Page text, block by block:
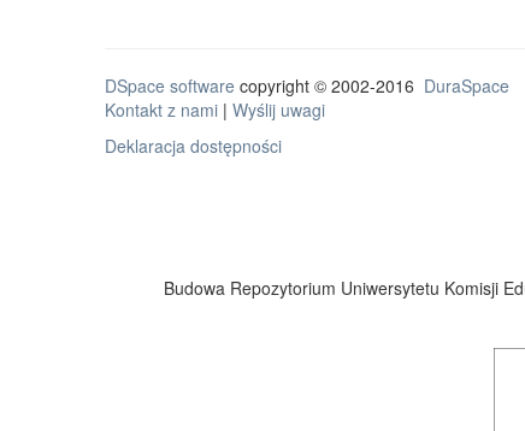
DSpace software copyright © 2002-2016 DuraSpace
Kontakt z nami | Wyślij uwagi
Deklaracja dostępności
Budowa Repozytorium Uniwersytetu Komisji